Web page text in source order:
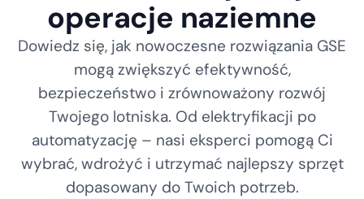
operacje naziemne
Dowiedz się, jak nowoczesne rozwiązania GSE
mogą zwiększyć efektywność,
bezpieczeństwo i zrównoważony rozwój
Twojego lotniska. Od elektryfikacji po
automatyzację – nasi eksperci pomogą Ci
wybrać, wdrożyć i utrzymać najlepszy sprzęt
dopasowany do Twoich potrzeb.